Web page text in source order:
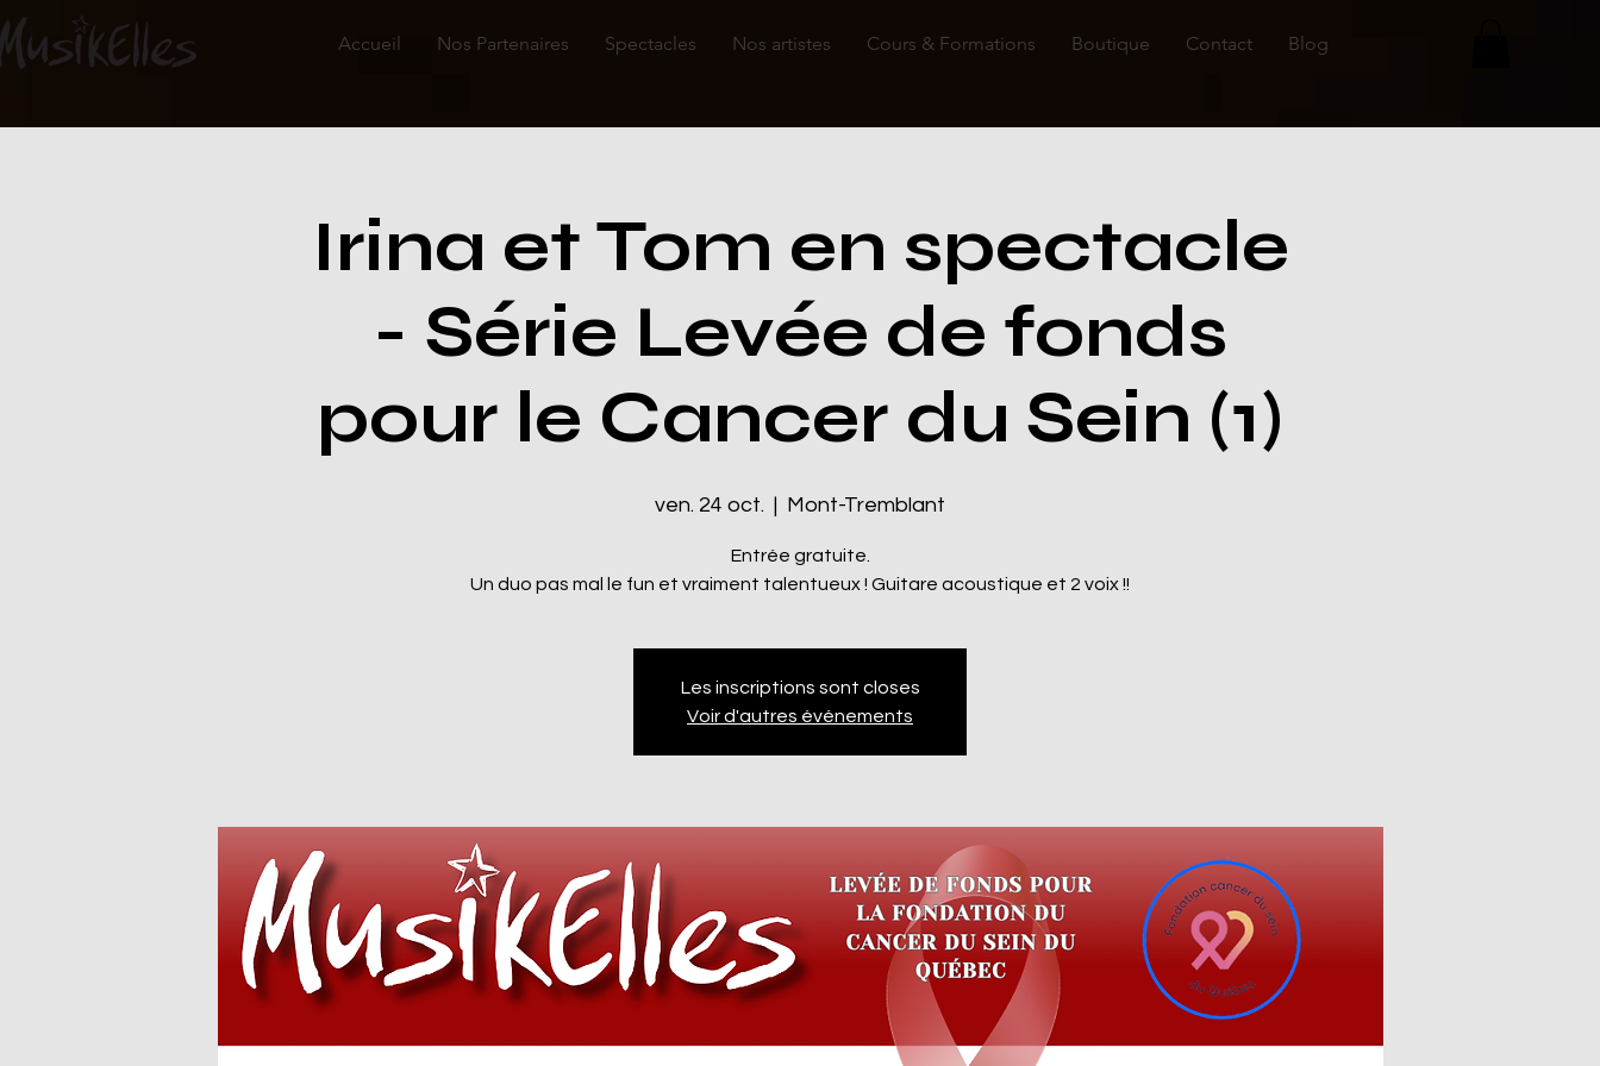
Accueil Nos Partenaires Spectacles Nos artistes Cours & Formations Boutique Contact Blog
Irina et Tom en spectacle
- Série Levée de fonds
pour le Cancer du Sein (1)
ven. 24 oct.
  |
Mont-Tremblant
Entrée gratuite.
Un duo pas mal le fun et vraiment talentueux ! Guitare acoustique et 2 voix !!
Les inscriptions sont closes
Voir d'autres événements